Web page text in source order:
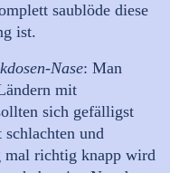
saublöde diese
ist.
Nase: Man
mit
sich gefälligst
und
mal richtig knapp wird